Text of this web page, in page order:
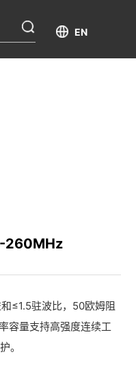
EN
260MHz
≤1.5驻波比，50欧姆阻
容量支持高强度连续工
。